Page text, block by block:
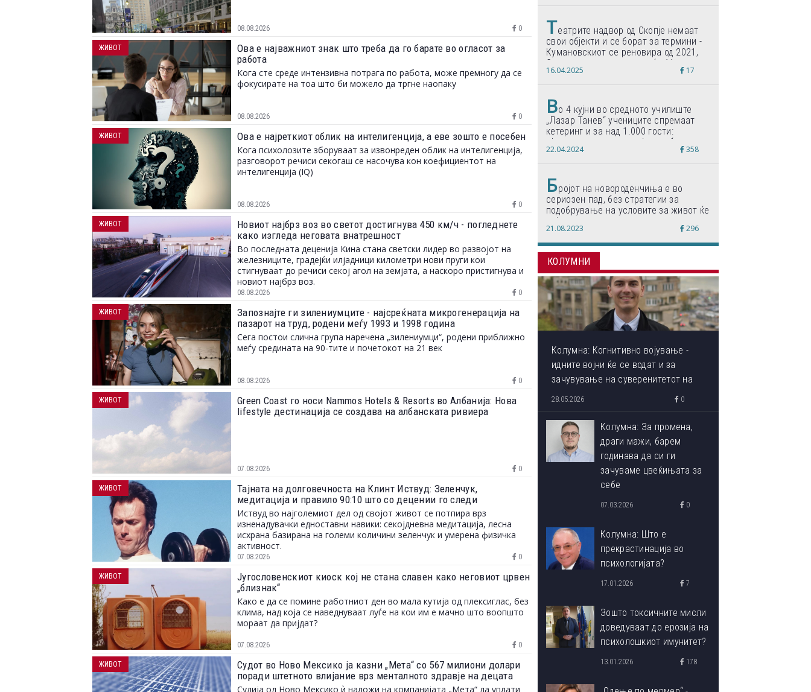
08.08.2026 0
Ова е најважниот знак што треба да го барате во огласот за
работа
Кога сте среде интензивна потрага по работа, може премногу да се
фокусирате на тоа што би можело да тргне наопаку
08.08.2026 0
ЖИВОТ
Ова е најреткиот облик на интелигенција, а еве зошто е посебен
Кога психолозите зборуваат за извонреден облик на интелигенција,
разговорот речиси секогаш се насочува кон коефициентот на
интелигенција (IQ)
08.08.2026 0
ЖИВОТ
Новиот најбрз воз во светот достигнува 450 км/ч - погледнете
како изгледа неговата внатрешност
Во последната деценија Кина стана светски лидер во развојот на
железниците, градејќи илјадници километри нови пруги кои
стигнуваат до речиси секој агол на земјата, а наскоро пристигнува и
новиот најбрз воз.
08.08.2026 0
ЖИВОТ
Запознајте ги зилениумците - најсреќната микрогенерација на
пазарот на труд, родени меѓу 1993 и 1998 година
Сега постои слична група наречена „зилениумци“, родени приближно
меѓу средината на 90-тите и почетокот на 21 век
08.08.2026 0
ЖИВОТ
Green Coast го носи Nammos Hotels & Resorts во Албанија: Нова
lifestyle дестинација се создава на албанската ривиера
07.08.2026 0
ЖИВОТ
Тајната на долговечноста на Клинт Иствуд: Зеленчук,
медитација и правило 90:10 што со децении го следи
Иствуд во најголемиот дел од својот живот се потпира врз
изненадувачки едноставни навики: секојдневна медитација, лесна
исхрана базирана на големи количини зеленчук и умерена физичка
активност.
07.08.2026 0
ЖИВОТ
Југословенскиот киоск кој не стана славен како неговиот црвен
„близнак“
Како е да се помине работниот ден во мала кутија од плексиглас, без
клима, над која се наведнуваат луѓе на кои им е мачно што воопшто
мораат да пријдат?
07.08.2026 0
ЖИВОТ
Судот во Ново Мексико ја казни „Мета“ со 567 милиони долари
поради штетното влијание врз менталното здравје на децата
Судија од Ново Мексико ѝ наложи на компанијата „Мета“ да уплати
ЖИВОТ
Театрите надвор од Скопје немаат
свои објекти и се борат за термини -
Кумановскиот се реновира од 2021,
Струмичкиот се гради веќе 11 години
16.04.2025 17
Во 4 кујни во средното училиште
„Лазар Танев“ учениците спремаат
кетеринг и за над 1.000 гости:
„Формиравме компанија и работиме
по светски стандарди“
22.04.2024 358
Бројот на новороденчиња е во
сериозен пад, без стратегии за
подобрување на условите за живот ќе
дојде до затворање на училишта,
предупредуваат експертите
21.08.2023 296
КОЛУМНИ
Колумна: Когнитивно војување -
идните војни ќе се водат и за
зачувување на суверенитетот на
сопствениот ум
28.05.2026 0
Колумна: За промена,
драги мажи, барем
годинава да си ги
зачуваме цвеќињата за
себе
07.03.2026 0
Колумна: Што е
прекрастинација во
психологијата?
17.01.2026 7
Зошто токсичните мисли
доведуваат до ерозија на
психолошкиот имунитет?
13.01.2026 178